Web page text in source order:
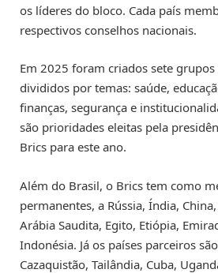
os líderes do bloco. Cada país
respectivos conselhos nacionais.
Em 2025 foram criados sete
divididos por temas: saúde,
finanças, segurança e
são prioridades eleitas pela
Brics para este ano.
Além do Brasil, o Brics tem como
permanentes, a Rússia, Índia,
Arábia Saudita, Egito, Etiópia,
Indonésia. Já os países parceiros
Cazaquistão, Tailândia, Cuba,